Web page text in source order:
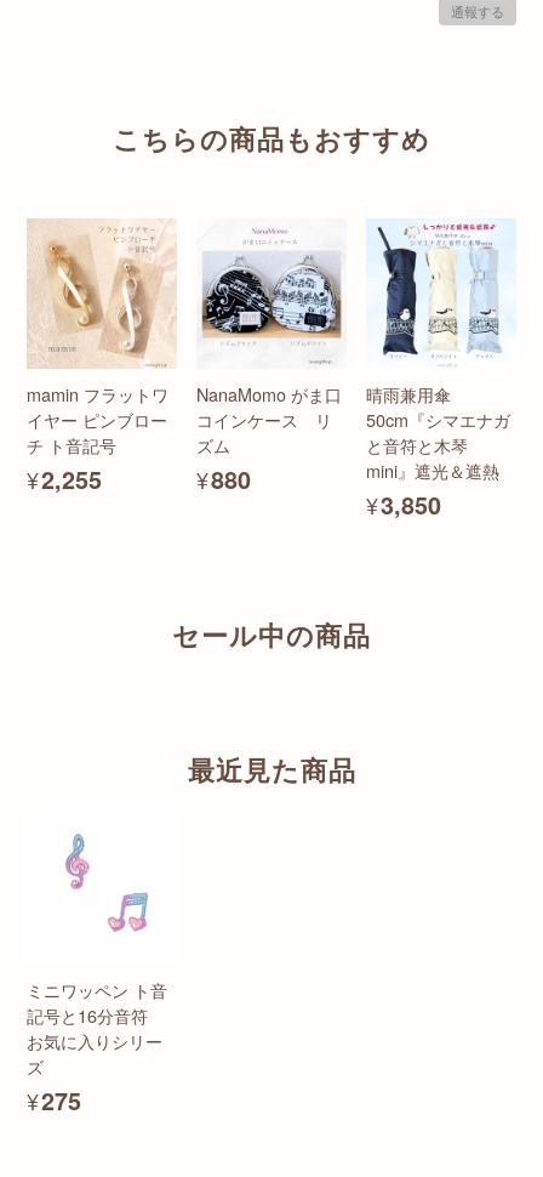
通報する
こちらの商品もおすすめ
mamin フラットワ
イヤー ピンブロー
チ ト音記号
¥2,255
NanaMomo がま口
コインケース リ
ズム
¥880
晴雨兼用傘
50cm『シマエナガ
と音符と木琴
mini』遮光＆遮熱
¥3,850
セール中の商品
最近見た商品
ミニワッペン ト音
記号と16分音符
お気に入りシリー
ズ
¥275